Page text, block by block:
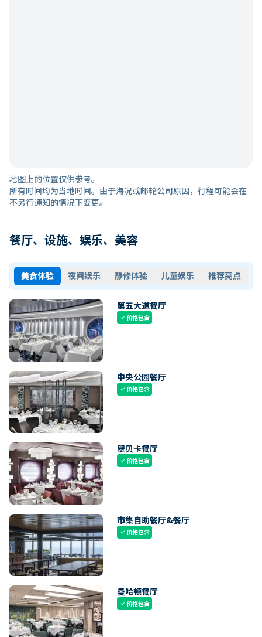
地图上的位置仅供参考。
所有时间均为当地时间。由于海况或邮轮公司原因，行程可能会在
不另行通知的情况下变更。
餐厅、设施、娱乐、美容
美食体验 夜间娱乐 静修体验 儿童娱乐 推荐亮点
第五大道餐厅
check价格包含
中央公园餐厅
check价格包含
翠贝卡餐厅
check价格包含
市集自助餐厅&餐厅
check价格包含
曼哈顿餐厅
check价格包含